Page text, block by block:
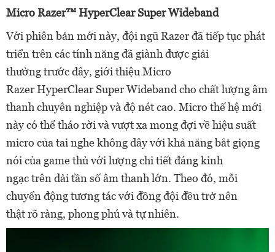
Micro Razer™HyperClearSuper Wideband
Với phiên bản mới này, đội ngũ Razer đã tiếp tụcphát
triển trên các tính năng đã giành được giải
thưởngtrước đây, giới thiệu Micro
RazerHyperClearSuper Wideband cho chất lượng âm
thanh chuyên nghiệp và độ nétcao. Micro thếhệ mới
nàycó thể tháo rời và vượt xa mong đợi về hiệu suất
micro của tai nghe không dây với khả năngbắt giọng
nói của game thủ với lượng chi tiếtđángkinh
ngạctrên dải tần số âm thanh lớn. Theo đó, mỗi
chuyển động tương tácvới đồng đội đều trở nên
thậtrõ ràng, phong phú và tự nhiên.